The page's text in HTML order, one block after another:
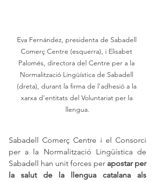
Eva Fernández, presidenta de Sabadell
Comerç Centre (esquerra), i Elisabet
Palomés, directora del Centre per a la
Normalització Lingüística de Sabadell
(dreta), durant la firma de l'adhesió a la
xarxa d'entitats del Voluntariat per la
llengua.
Sabadell Comerç Centre i el Consorci
per a la Normalització Lingüística de
Sabadell han unit forces per apostar per
la salut de la llengua catalana als